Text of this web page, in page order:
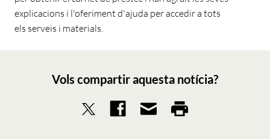
explicacions i l'oferiment d'ajuda per accedir a tots
els serveis i materials.
Vols compartir aquesta notícia?